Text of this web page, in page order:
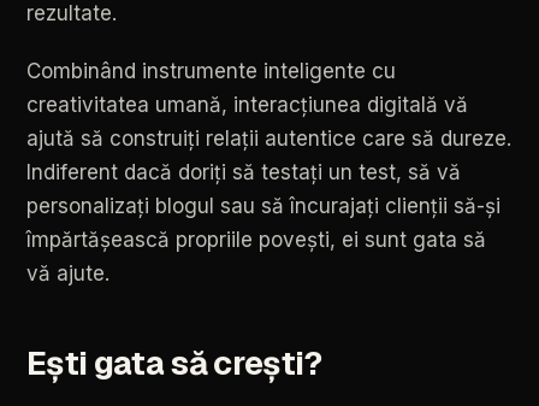
rezultate.
Combinând instrumente inteligente cu
creativitatea umană, interacțiunea digitală vă
ajută să construiți relații autentice care să dureze.
Indiferent dacă doriți să testați un test, să vă
personalizați blogul sau să încurajați clienții să-și
împărtășească propriile povești, ei sunt gata să
vă ajute.
Ești gatasăcrești?